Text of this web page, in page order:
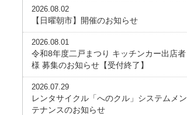
2026.08.02
【日曜朝市】開催のお知らせ
2026.08.01
令和8年度二戸まつり キッチンカー出店者
様 募集のお知らせ【受付終了】
2026.07.29
レンタサイクル「へのクル」システムメン
テナンスのお知らせ